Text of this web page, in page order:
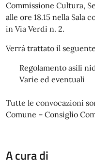
Commissione Cultura,
alle ore 18.15 nella Sala
in Via Verdi n. 2.
Verrà trattato il
Regolamento asili
Varie ed eventuali
Tutte le convocazioni
Comune – Consiglio
A cura di